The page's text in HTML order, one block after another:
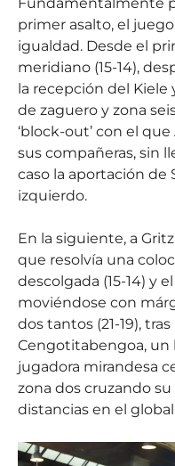
primer asalto, el
igualdad. Desde el
meridiano (15-14),
la recepción del Kiele
de zaguero y zona
‘block-out’ con el
sus compañeras, sin
caso la aportación de
izquierdo.
En la siguiente, a
que resolvía una
descolgada (15-14) y
moviéndose con
dos tantos (21-19),
Cengotitabengoa, un
jugadora mirandesa
zona dos cruzando
distancias en el global